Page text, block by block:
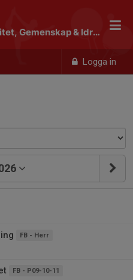
Logga in
MAGI - Motion, Aktivitet, Gemenskap & Idrott
FB - Herr
FB - P09-10-11